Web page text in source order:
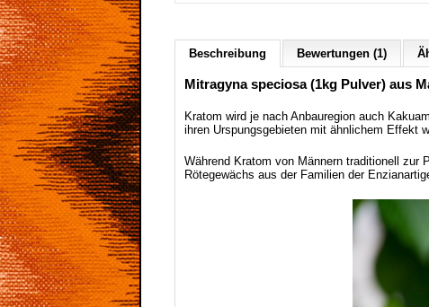
Beschreibung Bewertungen (1)
Mitragyna speciosa (1kg Pulver) aus
Kratom wird je nach Anbauregion auch
ihren Urspungsgebieten mit ähnlichem Effekt
Während Kratom von Männern traditionell
Rötegewächs aus der Familien der